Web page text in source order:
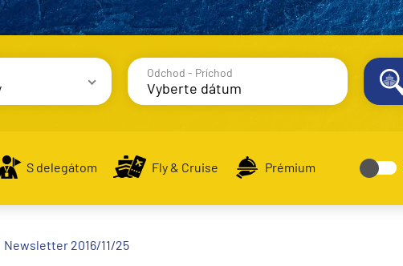
Odchod - Príchod
S delegátom Fly & Cruise Prémium
Newsletter 2016/11/25